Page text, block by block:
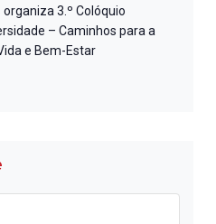
organiza 3.º Colóquio
– Caminhos para a
e Bem-Estar